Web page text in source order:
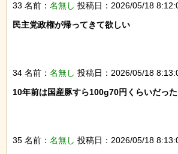
33 名前： 名無し 投稿日：2026/05/18
民主党政権が帰ってきて欲しい
34 名前： 名無し 投稿日：2026/05/18
10年前は国産豚すら100g70円くらいだっ
35 名前： 名無し 投稿日：2026/05/18